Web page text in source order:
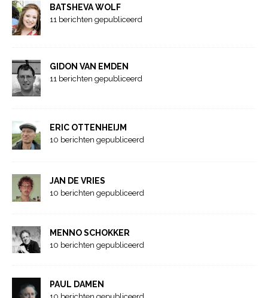
BATSHEVA WOLF
11 berichten gepubliceerd
GIDON VAN EMDEN
11 berichten gepubliceerd
ERIC OTTENHEIJM
10 berichten gepubliceerd
JAN DE VRIES
10 berichten gepubliceerd
MENNO SCHOKKER
10 berichten gepubliceerd
PAUL DAMEN